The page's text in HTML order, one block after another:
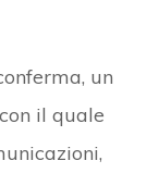
un
il quale